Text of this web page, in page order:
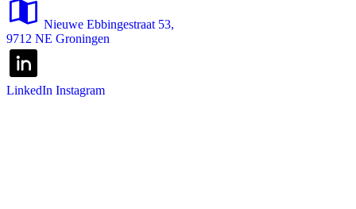
Nieuwe Ebbingestraat 53,
9712 NE Groningen
LinkedIn Instagram